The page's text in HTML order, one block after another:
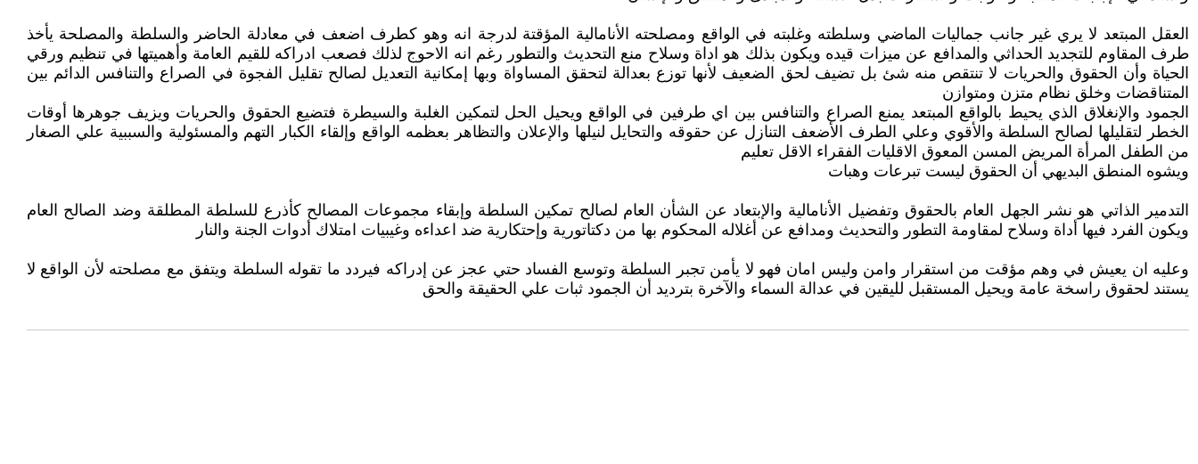
العقل المبتعد لا يري غير جانب جماليات الماضي وسلطته وغلبته في الواقع ومصلحته الأنامالية المؤقتة لدرجة انه وهو كطرف اضعف في معادلة الحاضر والسلطة والمصلحة يأخذ
طرف المقاوم للتجديد الحداثي والمدافع عن ميزات قيده ويكون بذلك هو اداة وسلاح منع التحديث والتطور رغم انه الاحوج لذلك فصعب ادراكه للقيم العامة وأهميتها في تنظيم ورقي
الحياة وأن الحقوق والحريات لا تنتقص منه شئ بل تضيف لحق الضعيف لأنها توزع بعدالة لتحقق المساواة وبها إمكانية التعديل لصالح تقليل الفجوة في الصراع والتنافس الدائم بين
المتناقضات وخلق نظام متزن ومتوازن
الجمود والإنغلاق الذي يحيط بالواقع المبتعد يمنع الصراع والتنافس بين اي طرفين في الواقع ويحيل الحل لتمكين الغلبة والسيطرة فتضيع الحقوق والحريات ويزيف جوهرها أوقات
الخطر لتقليلها لصالح السلطة والأقوي وعلي الطرف الأضعف التنازل عن حقوقه والتحايل لنيلها والإعلان والتظاهر بعظمه الواقع وإلقاء الكبار التهم والمسئولية والسببية علي الصغار
من الطفل المرأة المريض المسن المعوق الاقليات الفقراء الاقل تعليم
ويشوه المنطق البديهي أن الحقوق ليست تبرعات وهبات
التدمير الذاتي هو نشر الجهل العام بالحقوق وتفضيل الأنامالية والإبتعاد عن الشأن العام لصالح تمكين السلطة وإبقاء مجموعات المصالح كأذرع للسلطة المطلقة وضد الصالح العام
ويكون الفرد فيها أداة وسلاح لمقاومة التطور والتحديث ومدافع عن أغلاله المحكوم بها من دكتاتورية وإحتكارية ضد اعداءه وغيبيات امتلاك أدوات الجنة والنار
وعليه ان يعيش في وهم مؤقت من استقرار وامن وليس امان فهو لا يأمن تجبر السلطة وتوسع الفساد حتي عجز عن إدراكه فيردد ما تقوله السلطة ويتفق مع مصلحته لأن الواقع لا
يستند لحقوق راسخة عامة ويحيل المستقبل لليقين في عدالة السماء والآخرة بترديد أن الجمود ثبات علي الحقيقة والحق